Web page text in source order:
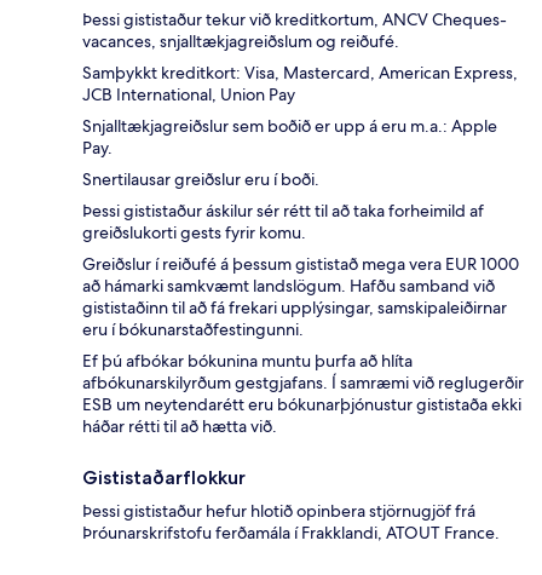
Þessi gististaður tekur við kreditkortum, ANCV Cheques-
vacances, snjalltækjagreiðslum og reiðufé.
Samþykkt kreditkort: Visa, Mastercard, American Express,
JCB International, Union Pay
Snjalltækjagreiðslur sem boðið er upp á eru m.a.: Apple
Pay.
Snertilausar greiðslur eru í boði.
Þessi gististaður áskilur sér rétt til að taka forheimild af
greiðslukorti gests fyrir komu.
Greiðslur í reiðufé á þessum gististað mega vera EUR 1000
að hámarki samkvæmt landslögum. Hafðu samband við
gististaðinn til að fá frekari upplýsingar, samskipaleiðirnar
eru í bókunarstaðfestingunni.
Ef þú afbókar bókunina muntu þurfa að hlíta
afbókunarskilyrðum gestgjafans. Í samræmi við reglugerðir
ESB um neytendarétt eru bókunarþjónustur gististaða ekki
háðar rétti til að hætta við.
Gististaðarflokkur
Þessi gististaður hefur hlotið opinbera stjörnugjöf frá
Þróunarskrifstofu ferðamála í Frakklandi, ATOUT France.